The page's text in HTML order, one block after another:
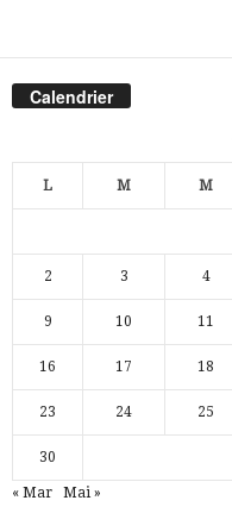
Calendrier
L M M
2 3 4
9 10 11
16 17 18
23 24 25
30
« Mar Mai »